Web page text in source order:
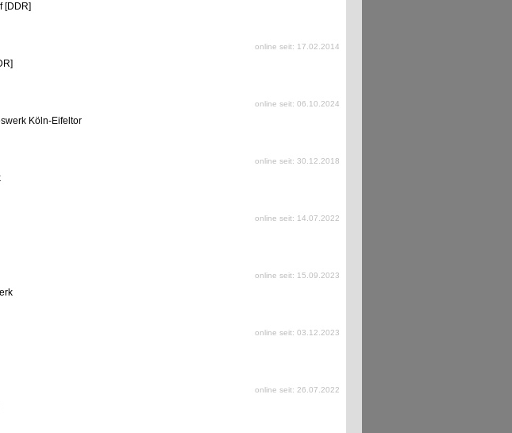
[DDR]
online seit: 17.02.2014
online seit: 06.10.2024
Köln-Eifeltor
online seit: 30.12.2018
online seit: 14.07.2022
online seit: 15.09.2023
online seit: 03.12.2023
online seit: 26.07.2022